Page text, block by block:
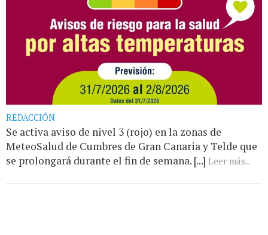
REDACCIÓN
Se activa aviso de nivel 3 (rojo) en la zonas de
MeteoSalud de Cumbres de Gran Canaria y Telde que
se prolongará durante el fin de semana. [...] Leer más...